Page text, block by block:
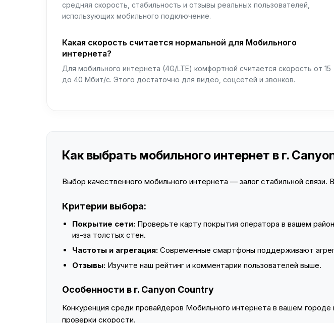
средняя скорость, стабильность и отзывы реальных пользователей,
использующих мобильного подключение.
Какая скорость считается нормальной для Мобильного
интернета?
Для мобильного интернета (4G/LTE) комфортной считается скорость от 15
до 40 Мбит/с. Этого достаточно для видео, соцсетей и звонков.
Как выбрать мобильного интернет в г.
Выбор качественного мобильного интернета — залог стабильной связи.
Критерии выбора:
Покрытие сети: Проверьте карту покрытия оператора в вашем
из-за толстых стен.
Частоты и агрегация: Современные смартфоны поддерживают
Отзывы: Изучите наш рейтинг и комментарии пользователей выше.
Особенности в г. Canyon Country
Конкуренция среди провайдеров Мобильного интернета в вашем
проверки скорости.